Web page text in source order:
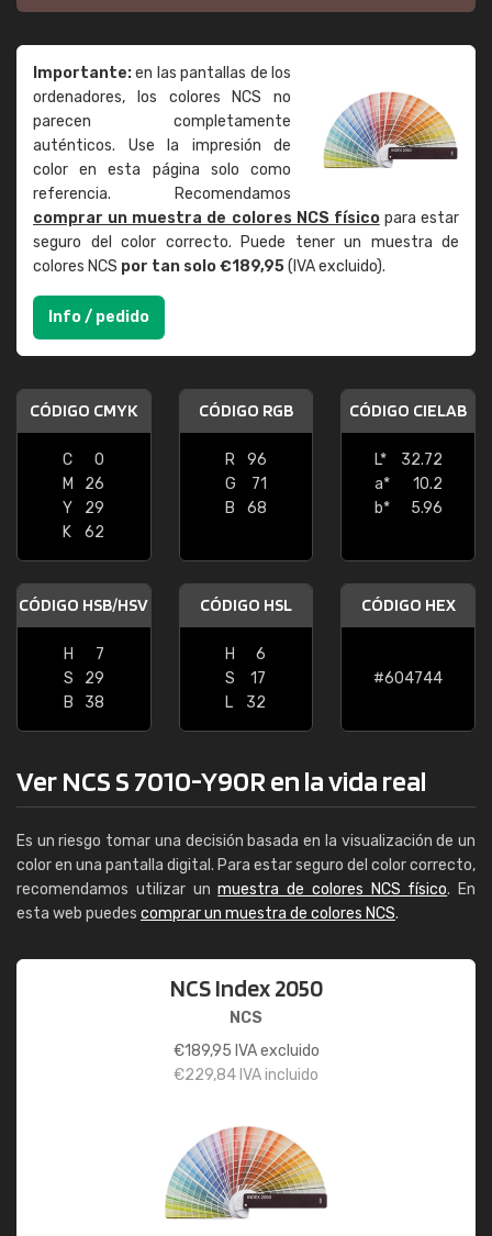
Importante:en las pantallas de los
ordenadores, los colores NCS no
parecen completamente
auténticos. Use la impresión de
color en esta página solo como
referencia. Recomendamos
comprar un muestra de colores NCS físicopara estar
seguro del color correcto. Puede tener un muestra de
colores NCS por tan solo €189,95(IVA excluido).
Info / pedido
CÓDIGO CMYK
C
0
M
26
Y
29
K
62
CÓDIGO RGB
R
96
G
71
B
68
CÓDIGO CIELAB
L*
32.72
a*
10.2
b*
5.96
CÓDIGO HSB/HSV
H
7
S
29
B
38
CÓDIGO HSL
H
6
S
17
L
32
CÓDIGO HEX
#604744
Ver NCS S 7010-Y90R en la vida real
Es un riesgo tomar una decisión basada en la visualización de un
color en una pantalla digital. Para estar seguro del color correcto,
recomendamos utilizar unmuestra de colores NCS físico. En
esta web puedes comprar un muestra de colores NCS.
NCS Index 2050
NCS
€189,95 IVA excluido
€229,84 IVA incluido